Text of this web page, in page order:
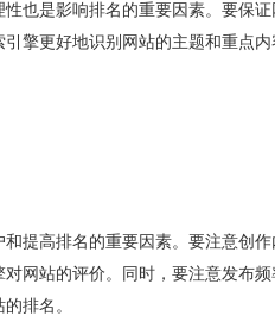
性也是影响排名的重要因素。要保
擎更好地识别网站的主题和重点内
提高排名的重要因素。要注意创
网站的评价。同时，要注意发布
排名。